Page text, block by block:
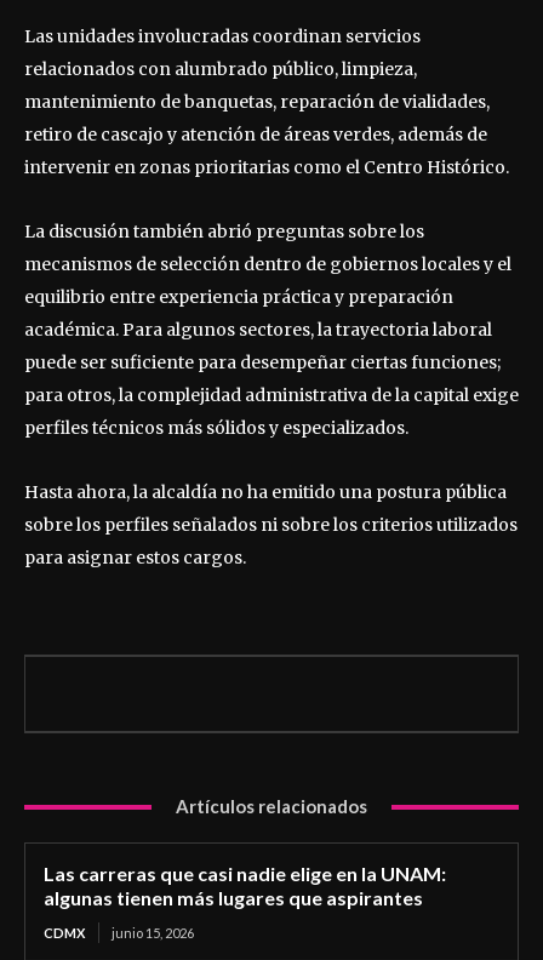
Las unidades involucradas coordinan servicios
relacionados con alumbrado público, limpieza,
mantenimiento de banquetas, reparación de vialidades,
retiro de cascajo y atención de áreas verdes, además de
intervenir en zonas prioritarias como el Centro Histórico.
La discusión también abrió preguntas sobre los
mecanismos de selección dentro de gobiernos locales y el
equilibrio entre experiencia práctica y preparación
académica. Para algunos sectores, la trayectoria laboral
puede ser suficiente para desempeñar ciertas funciones;
para otros, la complejidad administrativa de la capital exige
perfiles técnicos más sólidos y especializados.
Hasta ahora, la alcaldía no ha emitido una postura pública
sobre los perfiles señalados ni sobre los criterios utilizados
para asignar estos cargos.
Artículos relacionados
Las carreras que casi nadie elige en la UNAM:
algunas tienen más lugares que aspirantes
CDMX junio 15, 2026